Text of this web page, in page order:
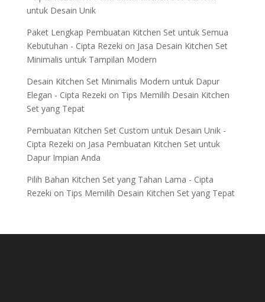
untuk Desain Unik
Paket Lengkap Pembuatan Kitchen Set untuk Semua
Kebutuhan - Cipta Rezeki on Jasa Desain Kitchen Set
Minimalis untuk Tampilan Modern
Desain Kitchen Set Minimalis Modern untuk Dapur
Elegan - Cipta Rezeki on Tips Memilih Desain Kitchen
Set yang Tepat
Pembuatan Kitchen Set Custom untuk Desain Unik -
Cipta Rezeki on Jasa Pembuatan Kitchen Set untuk
Dapur Impian Anda
Pilih Bahan Kitchen Set yang Tahan Lama - Cipta
Rezeki on Tips Memilih Desain Kitchen Set yang Tepat